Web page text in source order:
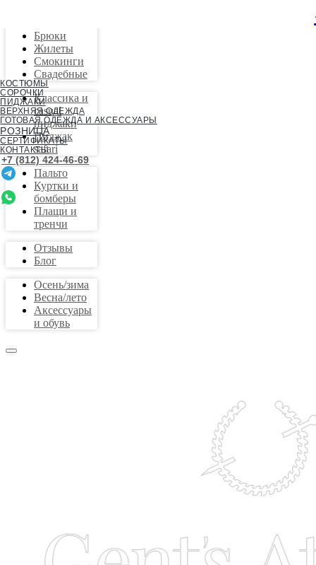
КОСТЮМЫ
СОРОЧКИ
ПИДЖАКИ
ВЕРХНЯЯ ОДЕЖДА
ГОТОВАЯ ОДЕЖДА И АКСЕССУАРЫ
РОЗНИЦА
СЕРТИФИКАТЫ
КОНТАКТЫ
+7 (812) 424-46-69
Брюки
Жилеты
Смокинги
Свадебные
Классика и
casual
пиджаки
Пиджак
safari
Пальто
Куртки и
бомберы
Плащи и
тренчи
Отзывы
Блог
Осень/зима
Весна/лето
Аксессуары
и обувь